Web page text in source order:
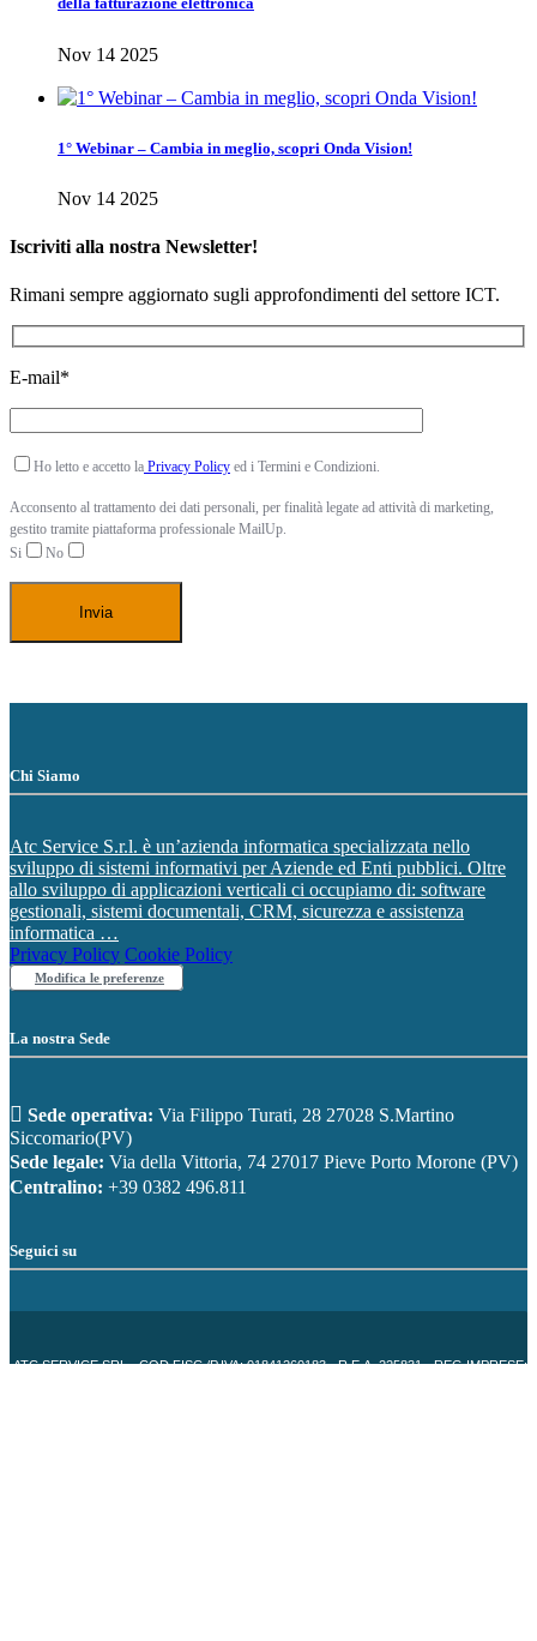
Nov 14 2025
1° Webinar – Cambia in meglio, scopri Onda Vision!
Nov 14 2025
Iscriviti alla nostra Newsletter!
Rimani sempre aggiornato sugli approfondimenti del settore ICT.
E-mail*
Ho letto e accetto la Privacy Policy ed i Termini e Condizioni.
Acconsento al trattamento dei dati personali, per finalità legate ad attività di marketing,
gestito tramite piattaforma professionale MailUp.
Si
No
Chi Siamo
Atc Service S.r.l. è un’azienda informatica specializzata nello
sviluppo di sistemi informativi per Aziende ed Enti pubblici. Oltre
allo sviluppo di applicazioni verticali ci occupiamo di: software
gestionali, sistemi documentali, CRM, sicurezza e assistenza
informatica …
Privacy Policy Cookie Policy
Modifica le preferenze
La nostra Sede
Sede operativa: Via Filippo Turati, 28 27028 S.Martino
Siccomario(PV)
Sede legale: Via della Vittoria, 74 27017 Pieve Porto Morone (PV)
Centralino: +39 0382 496.811
Seguici su
ATC SERVICE SRL - COD.FISC./P.IVA: 01841260183 - R.E.A. 225831 - REG.IMPRESE: